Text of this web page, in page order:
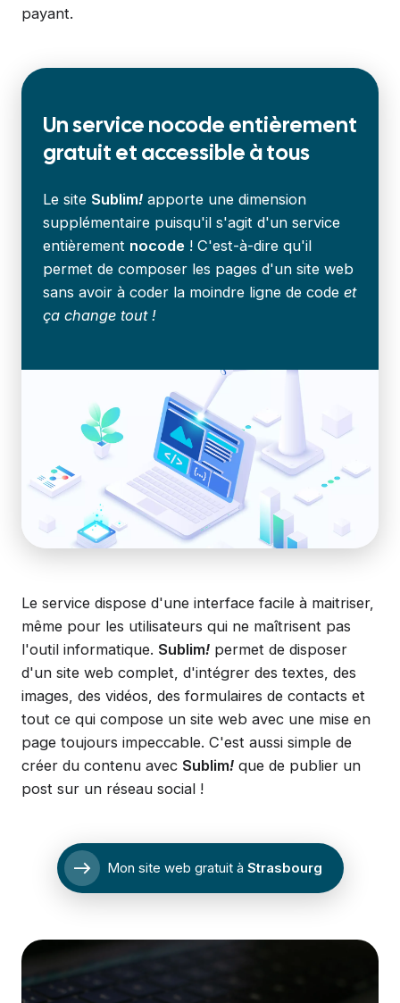
payant.
Un service nocodeentièrement
gratuit et accessible à tous
Le site Sublim! apporte une dimension
supplémentaire puisqu'il s'agit d'un service
entièrement nocode ! C'est-à-dire qu'il
permet de composer les pages d'un site web
sans avoir à coder la moindre ligne de code et
ça change tout !
Le service dispose d'une interface facile à maitriser,
même pour les utilisateurs qui ne maîtrisent pas
l'outil informatique. Sublim! permet de disposer
d'un site web complet, d'intégrer des textes, des
images, des vidéos, des formulaires de contacts et
tout ce qui compose un site web avec une mise en
page toujours impeccable. C'est aussi simple de
créer du contenu avec Sublim! que de publier un
post sur un réseau social !
east Mon site web gratuit à Strasbourg